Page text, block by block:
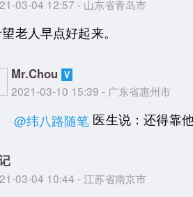
03-04 12:57 - 山东省青岛市
老人早点好起来。
Mr.Chou
2021-03-10 15:39 - 广东省惠州市
@纬八路随笔 医生说：还得靠他
03-04 10:44 - 江苏省南京市